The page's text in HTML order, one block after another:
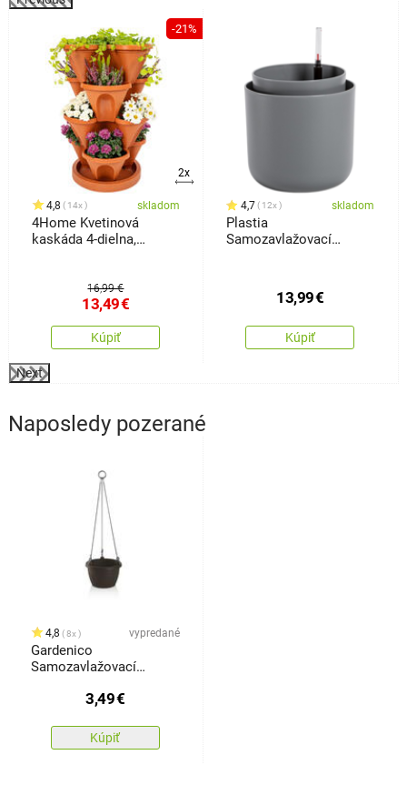
-21%
2x
4,8 14x skladom
4Home Kvetinová
kaskáda 4-dielna,
16,99 €
13,49€
Kúpiť
4,7 12x skladom
Plastia
Samozavlažovací
13,99€
Kúpiť
Next
Naposledy pozerané
4,8 8x vypredané
Gardenico
Samozavlažovací
hnedá, pr. 25 cm
3,49€
Kúpiť